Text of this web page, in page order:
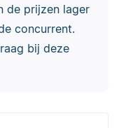
de prijzen lager
concurrent.
bij deze